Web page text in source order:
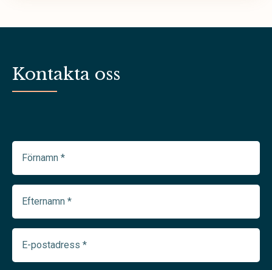
Kontakta oss
Förnamn
(Required)
Efternamn
(Required)
E-
postadress
(Required)